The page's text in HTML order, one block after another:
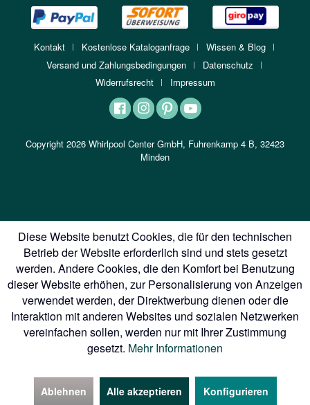
Kontakt Kostenlose Kataloganfrage
Wissen & Blog
Versand und Zahlungsbedingungen
Datenschutz
Widerrufsrecht
Impressum
Copyright 2026 Whirlpool Center GmbH, Fuhrenkamp 4 B, 32423
Minden
In der Nähe Aktionen
Diese Website benutzt Cookies, die für den technischen
Betrieb der Website erforderlich sind und stets gesetzt
werden. Andere Cookies, die den Komfort bei Benutzung
dieser Website erhöhen, zur Personalisierung von Anzeigen
verwendet werden, der Direktwerbung dienen oder die
Interaktion mit anderen Websites und sozialen Netzwerken
vereinfachen sollen, werden nur mit Ihrer Zustimmung
gesetzt. Mehr Informationen
Ablehnen Alle akzeptieren Konfigurieren